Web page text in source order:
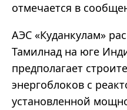
отмечается в
АЭС «Куданкулам»
Тамилнад на юге
предполагает
энергоблоков с
установленной